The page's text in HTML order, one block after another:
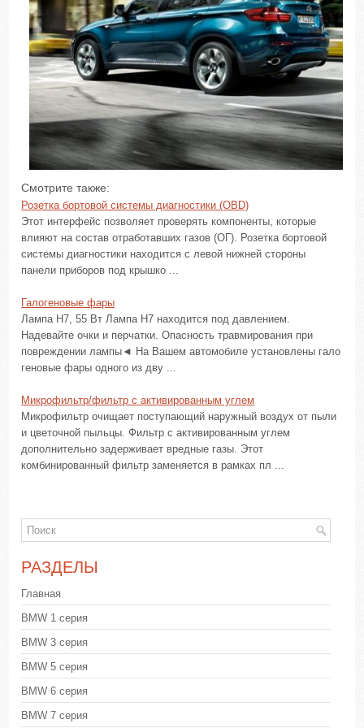
Смотрите также:
Розетка бортовой системы диагностики (OBD)
Этот интерфейс позволяет проверять компоненты, которые
влияют на состав отработавших газов (ОГ). Розетка бортовой
системы диагностики находится с левой нижней стороны
панели приборов под крышко ...
Галогеновые фары
Лампа H7, 55 Вт Лампа H7 находится под давлением.
Надевайте очки и перчатки. Опасность травмирования при
повреждении лампы◄ На Вашем автомобиле установлены гало
геновые фары одного из дву ...
Микрофильтр/фильтр с активированным углем
Микрофильтр очищает поступающий наружный воздух от пыли
и цветочной пыльцы. Фильтр с активированным углем
дополнительно задерживает вредные газы. Этот
комбинированный фильтр заменяется в рамках пл ...
РАЗДЕЛЫ
Главная
BMW 1 серия
BMW 3 серия
BMW 5 серия
BMW 6 серия
BMW 7 серия